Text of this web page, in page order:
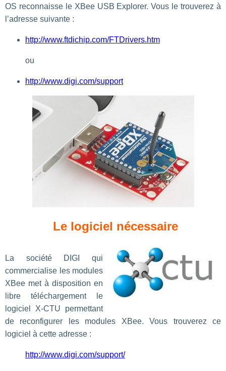
OS reconnaisse le XBee USB Explorer. Vous le trouverez à
l’adresse suivante :
http://www.ftdichip.com/FTDrivers.htm
ou
http://www.digi.com/support
Le logiciel nécessaire
La société DIGI qui
commercialise les modules
XBee met à disposition en
libre téléchargement le
logiciel X-CTU permettant
de reconfigurer les modules XBee. Vous trouverez ce
logiciel à cette adresse :
http://www.digi.com/support/